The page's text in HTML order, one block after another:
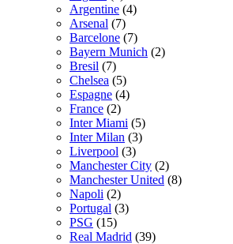
Argentine (4)
Arsenal (7)
Barcelone (7)
Bayern Munich (2)
Bresil (7)
Chelsea (5)
Espagne (4)
France (2)
Inter Miami (5)
Inter Milan (3)
Liverpool (3)
Manchester City (2)
Manchester United (8)
Napoli (2)
Portugal (3)
PSG (15)
Real Madrid (39)